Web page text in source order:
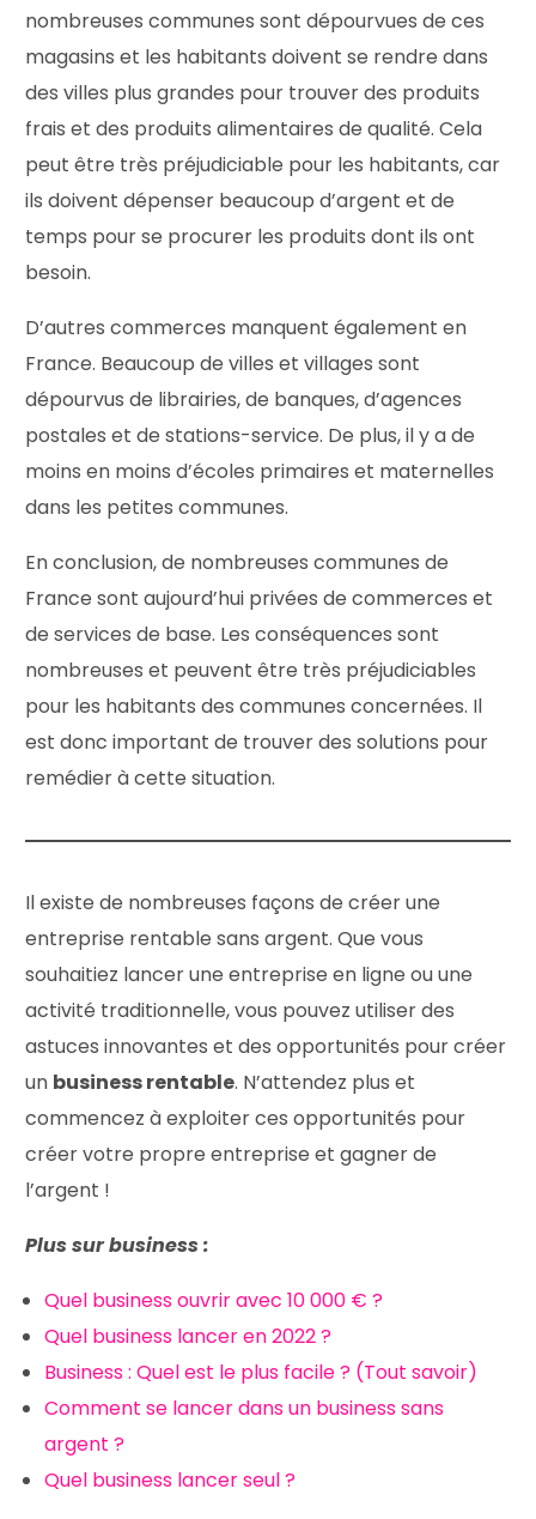
nombreuses communes sont dépourvues de ces
magasins et les habitants doivent se rendre dans
des villes plus grandes pour trouver des produits
frais et des produits alimentaires de qualité. Cela
peut être très préjudiciable pour les habitants, car
ils doivent dépenser beaucoup d’argent et de
temps pour se procurer les produits dont ils ont
besoin.
D’autres commerces manquent également en
France. Beaucoup de villes et villages sont
dépourvus de librairies, de banques, d’agences
postales et de stations-service. De plus, il y a de
moins en moins d’écoles primaires et maternelles
dans les petites communes.
En conclusion, de nombreuses communes de
France sont aujourd’hui privées de commerces et
de services de base. Les conséquences sont
nombreuses et peuvent être très préjudiciables
pour les habitants des communes concernées. Il
est donc important de trouver des solutions pour
remédier à cette situation.
Il existe de nombreuses façons de créer une
entreprise rentable sans argent. Que vous
souhaitiez lancer une entreprise en ligne ou une
activité traditionnelle, vous pouvez utiliser des
astuces innovantes et des opportunités pour créer
un business rentable. N’attendez plus et
commencez à exploiter ces opportunités pour
créer votre propre entreprise et gagner de
l’argent !
Plus sur business :
Quel business ouvrir avec 10 000 € ?
Quel business lancer en 2022 ?
Business : Quel est le plus facile ? (Tout savoir)
Comment se lancer dans un business sans
argent ?
Quel business lancer seul ?